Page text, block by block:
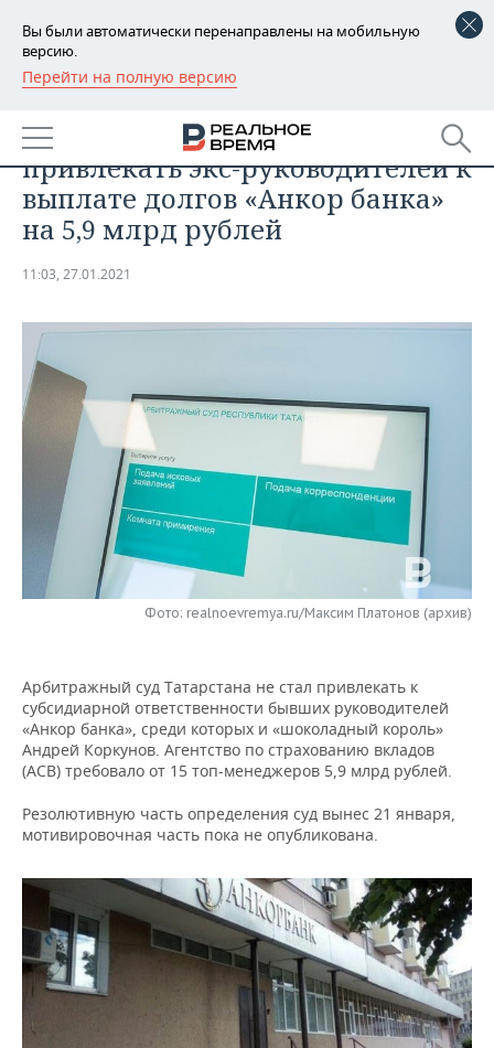
Вы были автоматически перенаправлены на мобильную
версию.
Перейти на полную версию
РЕГИОНЫ
БАШКОРТОСТАН
ТАТАРСТАН
УДМУРТИЯ
НОВОСТИ
АНАЛИТИКА
НОВОСТИ АНАЛИТИКИ
ДЕКЛАРАЦИИ О ДОХОДАХ
КОРОЛИ ГОСЗАКАЗА ПФО
ВУЗЫ ТАТАРСТАНА
КОМУ ПРИНАДЛЕЖАТ
ТОРГОВЫЕ ЦЕНТРЫ
ТАТАРСТАНА
ЭКОНОМИКА
НОВОСТИ ЭКОНОМИКИ
ФИНАНСЫ
БАНКИ
БЮДЖЕТ
ИНВЕСТИЦИИ
ПРОМЫШЛЕННОСТЬ
НОВОСТИ
ПРОМЫШЛЕННОСТИ
АГРОПРОМ
МАШИНОСТРОЕНИЕ
НЕФТЕХИМИЯ
НЕФТЬ
ОПК
НЕДВИЖИМОСТЬ
НОВОСТИ НЕДВИЖИМОСТИ
АВТО
НОВОСТИ АВТО
БИЗНЕС
НОВОСТИ БИЗНЕСА
РОЗНИЧНАЯ ТОРГОВЛЯ
ТРАНСПОРТ
ТЕХНОЛОГИИ
НОВОСТИ ТЕХНОЛОГИЙ
IT
ТЕЛЕКОММУНИКАЦИИ
МЕРОПРИЯТИЯ
НОВОСТИ МЕРОПРИЯТИЙ
БИЗНЕС-БРАНЧИ
ONLINE-КОНФЕРЕНЦИИ
СПОРТ
ФУТБОЛ
ХОККЕЙ
ВОЛЕЙБОЛ
КИБЕРСПОРТ
ФИГУРНОЕ КАТАНИЕ
ВОДНЫЕ ВИДЫ СПОРТА
НОВОСТИ ОБЩЕСТВА
ВЛАСТЬ
ИСТОРИЯ
КУЛЬТУРА
МЕДИЦИНА
ОБРАЗОВАНИЕ
ФОТОГАЛЕРЕЯ
СЮЖЕТЫ
СПИСОК ПЕРСОН
СПИСОК КОМПАНИЙ
ПОЛНАЯ ВЕРСИЯ
Арбитраж Татарстана отказался
привлекать экс-руководителей к
выплате долгов «Анкор банка»
на 5,9 млрд рублей
11:03, 27.01.2021
Фото: realnoevremya.ru/Максим Платонов (архив)
Арбитражный суд Татарстана не стал привлекать к
субсидиарной ответственности бывших руководителей
«Анкор банка», среди которых и «шоколадный король»
Андрей Коркунов. Агентство по страхованию вкладов
(АСВ) требовало от 15 топ-менеджеров 5,9 млрд рублей.
Резолютивную часть определения суд вынес 21 января,
мотивировочная часть пока не опубликована.